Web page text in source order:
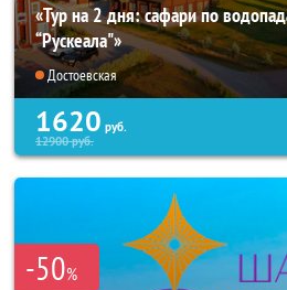
«Тур на 2 дня: сафари по
“Рускеала"»
Достоевская
1620 руб.
12900руб.
-50%